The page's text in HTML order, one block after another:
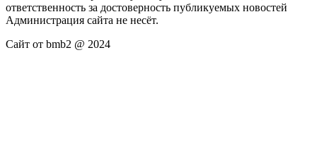
ответственность за достоверность публикуемых новостей
Администрация сайта не несёт.
Сайт от bmb2 @ 2024